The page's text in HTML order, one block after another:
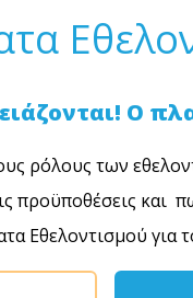
Ο
ρόλους των
προϋποθέσεις και
Εθελοντισμού για